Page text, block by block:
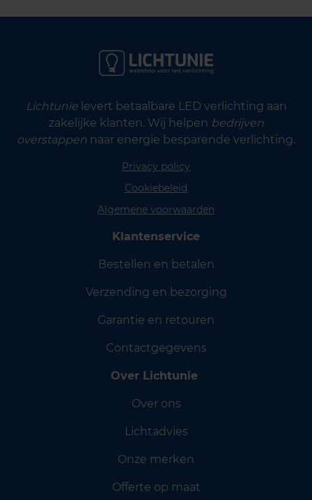
Lichtunielevert betaalbare LED verlichting aan
zakelijke klanten. Wij helpen bedrijven
overstappen naar energie besparende verlichting.
Privacy policy
Cookiebeleid
Algemene voorwaarden
Klantenservice
Bestellen en betalen
Verzending en bezorging
Garantie en retouren
Contactgegevens
Over Lichtunie
Over ons
Lichtadvies
Onze merken
Offerte op maat